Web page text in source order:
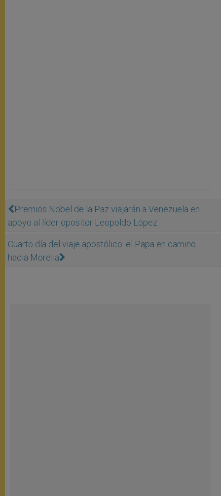
Premios Nobel de la Paz viajarán a Venezuela en
apoyo al líder opositor Leopoldo López
Cuarto día del viaje apostólico: el Papa en camino
hacia Morelia